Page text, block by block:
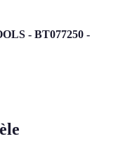
- BT077250 -